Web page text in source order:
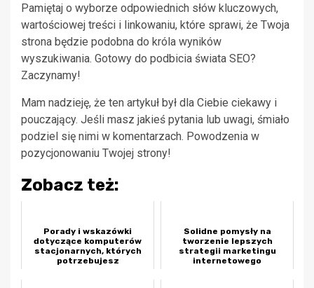
Pamiętaj o wyborze odpowiednich słów kluczowych,
wartościowej treści i linkowaniu, które sprawi, że Twoja
strona będzie podobna do króla wyników
wyszukiwania. Gotowy do podbicia świata SEO?
Zaczynamy!
Mam nadzieję, że ten artykuł był dla Ciebie ciekawy i
pouczający. Jeśli masz jakieś pytania lub uwagi, śmiało
podziel się nimi w komentarzach. Powodzenia w
pozycjonowaniu Twojej strony!
Zobacz też:
Porady i wskazówki
dotyczące komputerów
stacjonarnych, których
potrzebujesz
Solidne pomysły na
tworzenie lepszych
strategii marketingu
internetowego